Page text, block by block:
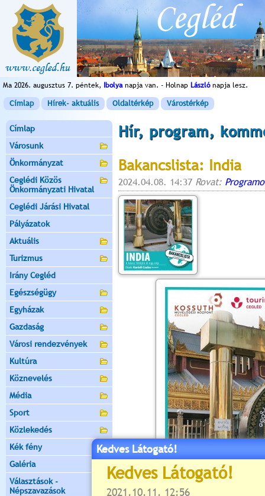
Ma 2026. augusztus 7. péntek, Ibolyanapja van. - Holnap Lászlónapja lesz.
Címlap Hírek- aktuális Oldaltérkép Várostérkép
Címlap
Városunk
Önkormányzat
Ceglédi Közös
Önkormányzati Hivatal
Ceglédi Járási Hivatal
Pályázatok
Aktuális
Turizmus
Irány Cegléd
Egészségügy
Egyházak
Gazdaság
Városi rendezvények
Kultúra
Köznevelés
Média
Sport
Közlekedés
Kék fény
Galéria
Választások -
Népszavazások
Hír, program,
Bakancslista: India
2024.04.08. 14:37 Rovat:
Kedves Látogató!